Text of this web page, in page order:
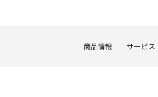
商品情報 サービス